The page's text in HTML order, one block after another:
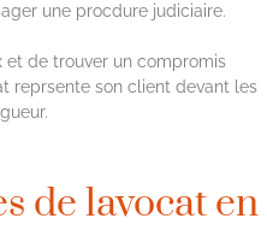
une procdure judiciaire.
de trouver un compromis
reprsente son client devant les
de lavocat en